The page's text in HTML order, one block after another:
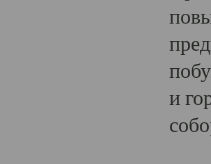
и